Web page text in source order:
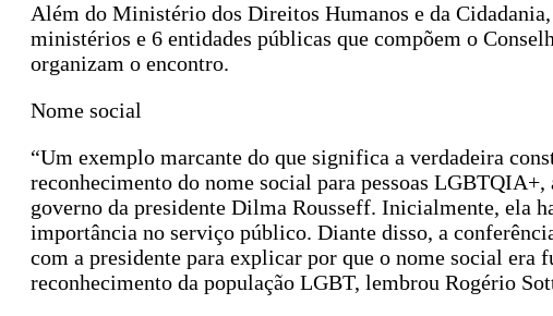
Além do Ministério dos Direitos Humanos e da
ministérios e 6 entidades públicas que compõem o
organizam o encontro.
Nome social
“Um exemplo marcante do que significa a verdadeira
reconhecimento do nome social para pessoas
governo da presidente Dilma Rousseff. Inicialmente, ela
importância no serviço público. Diante disso, a
com a presidente para explicar por que o nome social
reconhecimento da população LGBT, lembrou Rogério